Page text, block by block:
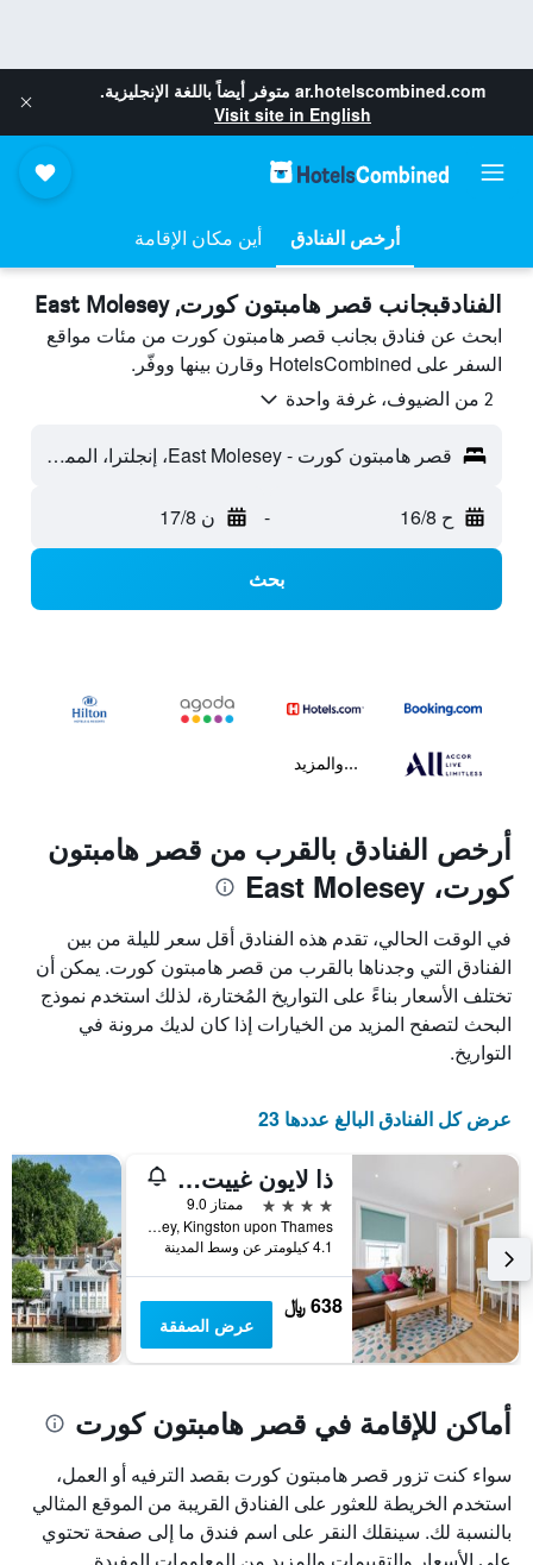
ar.hotelscombined.com متوفر أيضاً باللغة الإنجليزية.
Visit site in English
أرخص الفنادق أين مكان الإقامة
الفنادقبجانب قصر هامبتون كورت, East Molesey
ابحث عن فنادق بجانب قصر هامبتون كورت من مئات مواقع
السفر على HotelsCombined وقارن بينها ووفّر.
2 من الضيوف، غرفة واحدة
قصر هامبتون كورت - East Molesey، إنجلترا، المملكة المتحدة
ح 16/8 - ن 17/8
بحث
...والمزيد
أرخص الفنادق بالقرب من قصر هامبتون
كورت، East Molesey
في الوقت الحالي، تقدم هذه الفنادق أقل سعر لليلة من بين
الفنادق التي وجدناها بالقرب من قصر هامبتون كورت. يمكن أن
تختلف الأسعار بناءً على التواريخ المُختارة، لذلك استخدم نموذج
البحث لتصفح المزيد من الخيارات إذا كان لديك مرونة في
التواريخ.
عرض كل الفنادق البالغ عددها 23
ذا لايون غييت ميوز
4 نجوم
ممتاز 9.0
Lion Gate, Hampton Court Road, East Molesey, Surrey, Kingston upon Thames, المملكة المتحدة
4.1 كيلومتر عن وسط المدينة
638 ﷼
عرض الصفقة
أماكن للإقامة في قصر هامبتون كورت
سواء كنت تزور قصر هامبتون كورت بقصد الترفيه أو العمل،
استخدم الخريطة للعثور على الفنادق القريبة من الموقع المثالي
بالنسبة لك. سينقلك النقر على اسم فندق ما إلى صفحة تحتوي